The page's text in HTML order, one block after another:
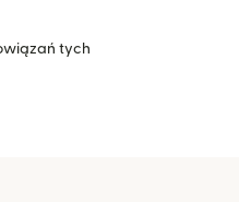
tych